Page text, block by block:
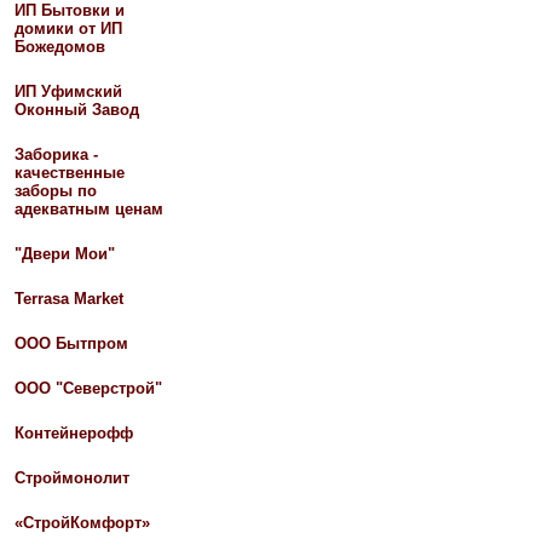
ИП Бытовки и
домики от ИП
Божедомов
ИП Уфимский
Оконный Завод
Заборика -
качественные
заборы по
адекватным ценам
"Двери Мои"
Terrasa Market
ООО Бытпром
ООО "Северстрой"
Контейнерофф
Строймонолит
«СтройКомфорт»